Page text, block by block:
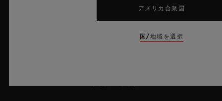
アメリカ合衆国
国/地域を選択